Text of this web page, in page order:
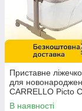
Приставне
для
CARRELLO Picto
Aori Beige
В наявності